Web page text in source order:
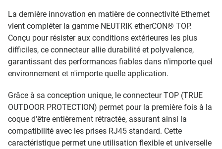
La dernière innovation en matière de connectivité Ethernet
vient compléter la gamme NEUTRIK etherCON® TOP.
Conçu pour résister aux conditions extérieures les plus
difficiles, ce connecteur allie durabilité et polyvalence,
garantissant des performances fiables dans n'importe quel
environnement et n'importe quelle application.
Grâce à sa conception unique, le connecteur TOP (TRUE
OUTDOOR PROTECTION) permet pour la première fois à la
coque d'être entièrement rétractée, assurant ainsi la
compatibilité avec les prises RJ45 standard. Cette
caractéristique permet une utilisation flexible et universelle